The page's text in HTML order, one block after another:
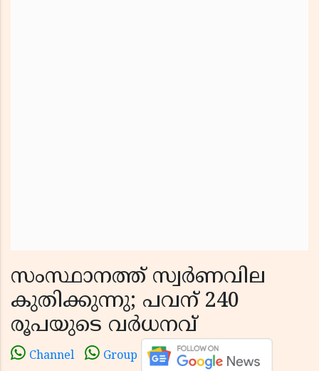
സംസ്ഥാനത്ത് സ്വര്‍ണവില
കുതിക്കുന്നു; പവന് 240
രൂപയുടെ വര്‍ധനവ്
Channel Group